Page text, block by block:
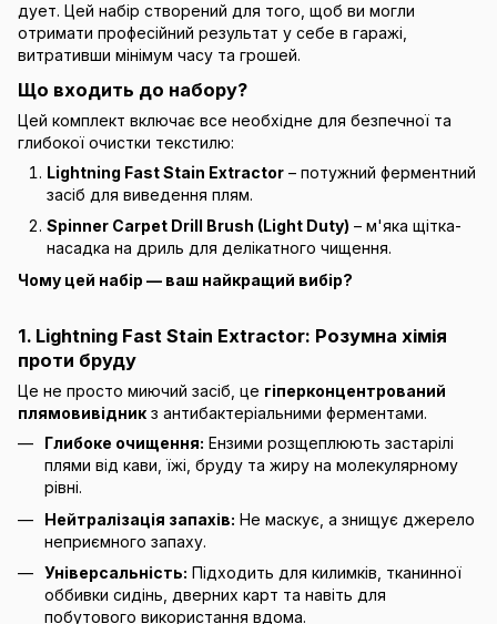
дует. Цей набір створений для того, щоб ви могли
отримати професійний результат у себе в гаражі,
витративши мінімум часу та грошей.
Що входить до набору?
Цей комплект включає все необхідне для безпечної та
глибокої очистки текстилю:
Lightning Fast Stain Extractor – потужний ферментний
засіб для виведення плям.
Spinner Carpet Drill Brush (Light Duty) – м'яка щітка-
насадка на дриль для делікатного чищення.
Чому цей набір — ваш найкращий вибір?
1. Lightning Fast Stain Extractor: Розумна хімія
проти бруду
Це не просто миючий засіб, це гіперконцентрований
плямовивідник з антибактеріальними ферментами.
Глибоке очищення: Ензими розщеплюють застарілі
плями від кави, їжі, бруду та жиру на молекулярному
рівні.
Нейтралізація запахів: Не маскує, а знищує джерело
неприємного запаху.
Універсальність: Підходить для килимків, тканинної
оббивки сидінь, дверних карт та навіть для
побутового використання вдома.